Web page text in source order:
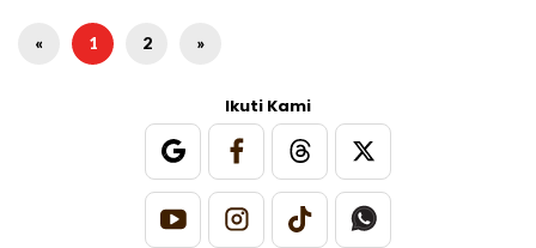
« 1 2 »
Ikuti Kami